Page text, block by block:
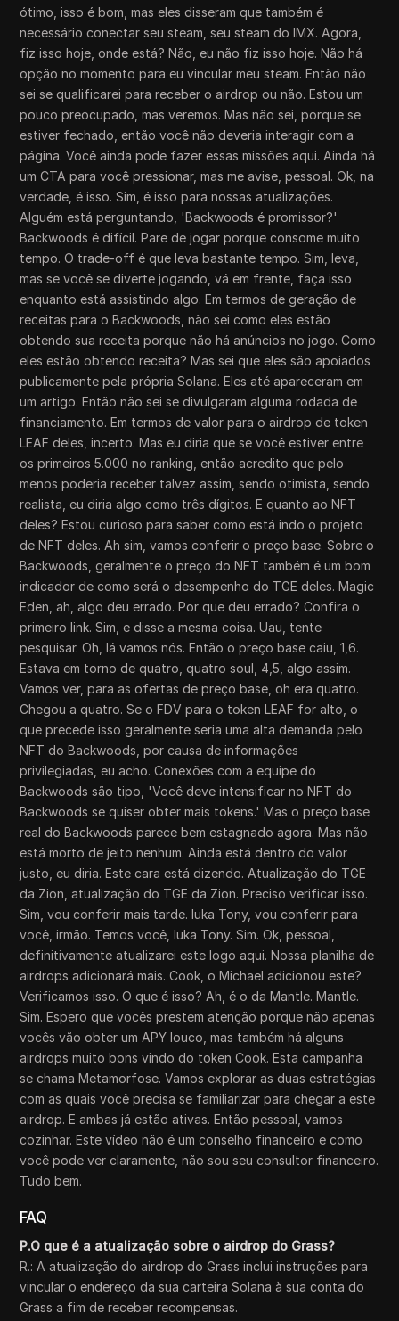
ótimo, isso é bom, mas eles disseram que também é
necessário conectar seu steam, seu steam do IMX. Agora,
fiz isso hoje, onde está? Não, eu não fiz isso hoje. Não há
opção no momento para eu vincular meu steam. Então não
sei se qualificarei para receber o airdrop ou não. Estou um
pouco preocupado, mas veremos. Mas não sei, porque se
estiver fechado, então você não deveria interagir com a
página. Você ainda pode fazer essas missões aqui. Ainda há
um CTA para você pressionar, mas me avise, pessoal. Ok, na
verdade, é isso. Sim, é isso para nossas atualizações.
Alguém está perguntando, 'Backwoods é promissor?'
Backwoods é difícil. Pare de jogar porque consome muito
tempo. O trade-off é que leva bastante tempo. Sim, leva,
mas se você se diverte jogando, vá em frente, faça isso
enquanto está assistindo algo. Em termos de geração de
receitas para o Backwoods, não sei como eles estão
obtendo sua receita porque não há anúncios no jogo. Como
eles estão obtendo receita? Mas sei que eles são apoiados
publicamente pela própria Solana. Eles até apareceram em
um artigo. Então não sei se divulgaram alguma rodada de
financiamento. Em termos de valor para o airdrop de token
LEAF deles, incerto. Mas eu diria que se você estiver entre
os primeiros 5.000 no ranking, então acredito que pelo
menos poderia receber talvez assim, sendo otimista, sendo
realista, eu diria algo como três dígitos. E quanto ao NFT
deles? Estou curioso para saber como está indo o projeto
de NFT deles. Ah sim, vamos conferir o preço base. Sobre o
Backwoods, geralmente o preço do NFT também é um bom
indicador de como será o desempenho do TGE deles. Magic
Eden, ah, algo deu errado. Por que deu errado? Confira o
primeiro link. Sim, e disse a mesma coisa. Uau, tente
pesquisar. Oh, lá vamos nós. Então o preço base caiu, 1,6.
Estava em torno de quatro, quatro soul, 4,5, algo assim.
Vamos ver, para as ofertas de preço base, oh era quatro.
Chegou a quatro. Se o FDV para o token LEAF for alto, o
que precede isso geralmente seria uma alta demanda pelo
NFT do Backwoods, por causa de informações
privilegiadas, eu acho. Conexões com a equipe do
Backwoods são tipo, 'Você deve intensificar no NFT do
Backwoods se quiser obter mais tokens.' Mas o preço base
real do Backwoods parece bem estagnado agora. Mas não
está morto de jeito nenhum. Ainda está dentro do valor
justo, eu diria. Este cara está dizendo. Atualização do TGE
da Zion, atualização do TGE da Zion. Preciso verificar isso.
Sim, vou conferir mais tarde. Iuka Tony, vou conferir para
você, irmão. Temos você, Iuka Tony. Sim. Ok, pessoal,
definitivamente atualizarei este logo aqui. Nossa planilha de
airdrops adicionará mais. Cook, o Michael adicionou este?
Verificamos isso. O que é isso? Ah, é o da Mantle. Mantle.
Sim. Espero que vocês prestem atenção porque não apenas
vocês vão obter um APY louco, mas também há alguns
airdrops muito bons vindo do token Cook. Esta campanha
se chama Metamorfose. Vamos explorar as duas estratégias
com as quais você precisa se familiarizar para chegar a este
airdrop. E ambas já estão ativas. Então pessoal, vamos
cozinhar. Este vídeo não é um conselho financeiro e como
você pode ver claramente, não sou seu consultor financeiro.
Tudo bem.
FAQ
P.O que é a atualização sobre o airdrop do Grass?
R.: A atualização do airdrop do Grass inclui instruções para
vincular o endereço da sua carteira Solana à sua conta do
Grass a fim de receber recompensas.